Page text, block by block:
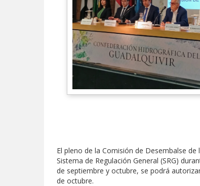
El pleno de la Comisión de Desembalse
Sistema de Regulación General (SRG)
de septiembre y octubre, se podrá
de octubre.